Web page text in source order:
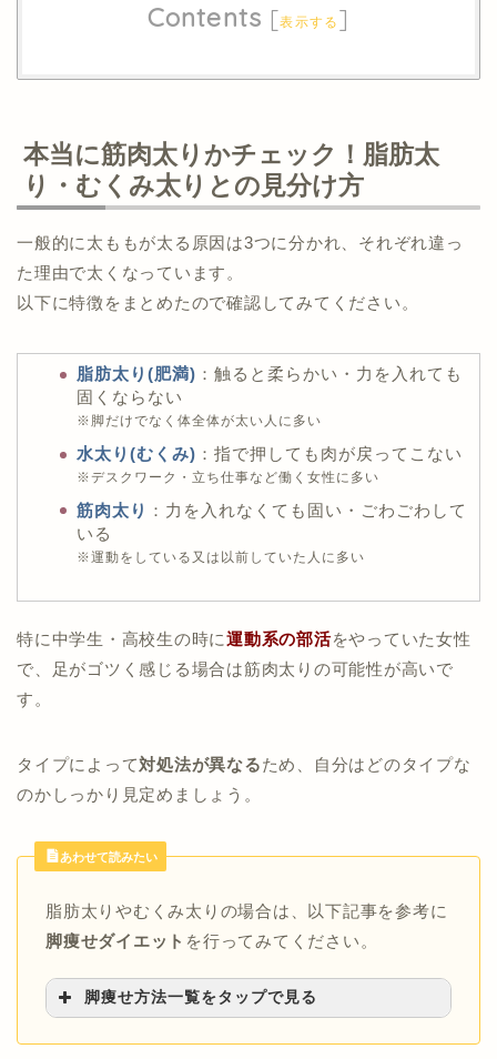
Contents [表示する ]
本当に筋肉太りかチェック！脂肪太
り・むくみ太りとの見分け方
一般的に太ももが太る原因は3つに分かれ、それぞれ違っ
た理由で太くなっています。
以下に特徴をまとめたので確認してみてください。
脂肪太り(肥満) ：触ると柔らかい・力を入れても
固くならない
※脚だけでなく体全体が太い人に多い
水太り(むくみ) ：指で押しても肉が戻ってこない
※デスクワーク・立ち仕事など働く女性に多い
筋肉太り ：力を入れなくても固い・ごわごわして
いる
※運動をしている又は以前していた人に多い
特に中学生・高校生の時に運動系の部活をやっていた女性
で、足がゴツく感じる場合は筋肉太りの可能性が高いで
す。
タイプによって対処法が異なるため、自分はどのタイプな
のかしっかり見定めましょう。
あわせて読みたい
脂肪太りやむくみ太りの場合は、以下記事を参考に
脚痩せダイエット を行ってみてください。
脚痩せ方法一覧をタップで見る
>>下半身痩せに効果的な食事メニューを紹